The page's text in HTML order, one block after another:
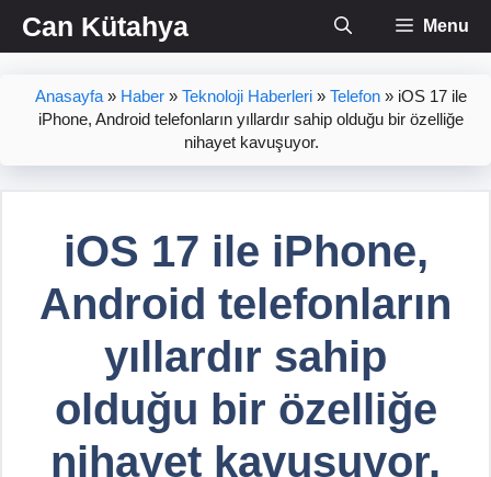
İçeriğe
atlaCan Kütahya Menu
Anasayfa » Haber » Teknoloji Haberleri » Telefon » iOS 17 ile
iPhone, Android telefonların yıllardır sahip olduğu bir özelliğe
nihayet kavuşuyor.
iOS 17 ile iPhone,
Android telefonların
yıllardır sahip
olduğu bir özelliğe
nihayet kavuşuyor.